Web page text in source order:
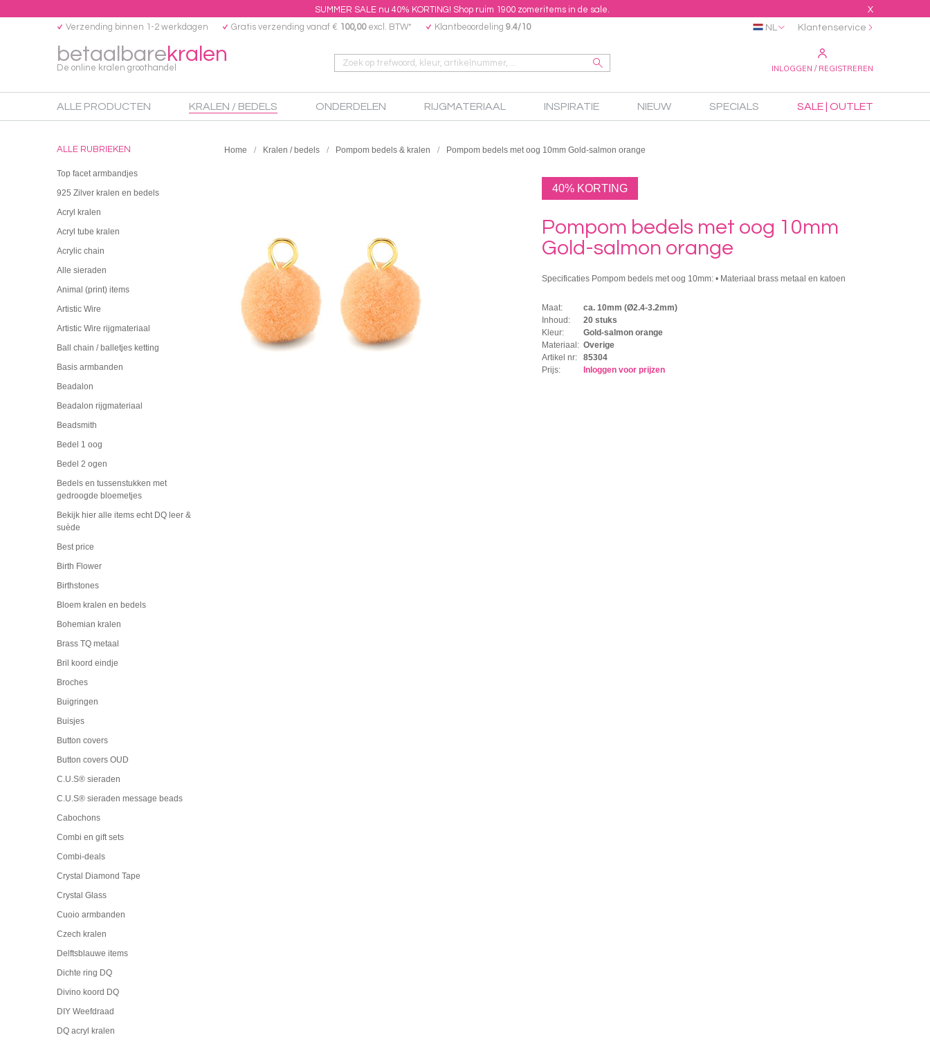
SUMMER SALE nu 40% KORTING! Shop ruim 1900 zomeritems in de sale. X
betaalbarekralen
De online kralen groothandel
Verzending binnen 1-2 werkdagen Gratis verzending vanaf € 100,00excl. BTW* Klantbeoordeling 9.4/10
INLOGGEN / REGISTREREN
NL Klantenservice
ALLE PRODUCTEN KRALEN / BEDELS ONDERDELEN RIJGMATERIAAL INSPIRATIE NIEUW SPECIALS SALE | OUTLET
ALLE RUBRIEKEN
Top facet armbandjes
925 Zilver kralen en bedels
Acryl kralen
Acryl tube kralen
Acrylic chain
Alle sieraden
Animal (print) items
Artistic Wire
Artistic Wire rijgmateriaal
Ball chain / balletjes ketting
Basis armbanden
Beadalon
Beadalon rijgmateriaal
Beadsmith
Bedel 1 oog
Bedel 2 ogen
Bedels en tussenstukken met
gedroogde bloemetjes
Bekijk hier alle items echt DQ leer &
suède
Best price
Birth Flower
Birthstones
Bloem kralen en bedels
Bohemian kralen
Brass TQ metaal
Bril koord eindje
Broches
Buigringen
Buisjes
Button covers
Button covers OUD
C.U.S® sieraden
C.U.S® sieraden message beads
Cabochons
Combi en gift sets
Combi-deals
Crystal Diamond Tape
Crystal Glass
Cuoio armbanden
Czech kralen
Delftsblauwe items
Dichte ring DQ
Divino koord DQ
DIY Weefdraad
DQ acryl kralen
Home Kralen / bedels Pompom bedels & kralen Pompom bedels met oog 10mm Gold-salmon orange
40% KORTING
Pompom bedels met oog 10mm
Gold-salmon orange
Specificaties Pompom bedels met oog 10mm: • Materiaal brass metaal en katoen
Maat:
ca. 10mm (Ø2.4-3.2mm)
Inhoud:
20 stuks
Kleur:
Gold-salmon orange
Materiaal: Overige
Artikel nr:
85304
Prijs:
Inloggen voor prijzen